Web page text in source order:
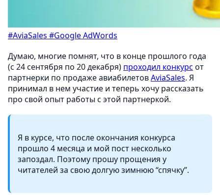
#AviaSales #Google AdWords
Думаю, многие помнят, что в конце прошлого года
(с 24 сентября по 20 декабря) проходил конкурс от
партнерки по продаже авиабилетовAviaSales. Я
принимал в нем участие и теперь хочу рассказать
про свой опыт работы с этой партнеркой.
Я в курсе, что после окончания конкурса
прошло 4 месяца и мой пост несколько
запоздал. Поэтому прошу прощения у
читателей за свою долгую зимнюю “спячку”.